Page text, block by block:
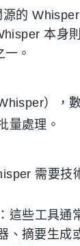
的
本身
。
），
量處理。
需要技
：這些工具通
、摘要生成